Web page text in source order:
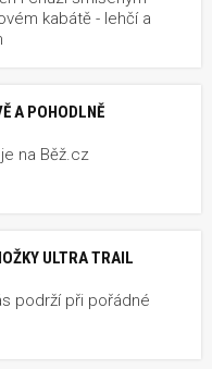
kabátě - lehčí a
A POHODLNĚ
na Běž.cz
ULTRA TRAIL
podrží při pořádné